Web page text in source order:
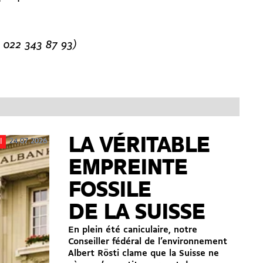
343 87 93)
24.07.2026
LA VÉRITABLE
EMPREINTE
FOSSILE
DE LA SUISSE
En plein été caniculaire, notre
Conseiller fédéral de l’environnement
Albert Rösti clame que la Suisse ne